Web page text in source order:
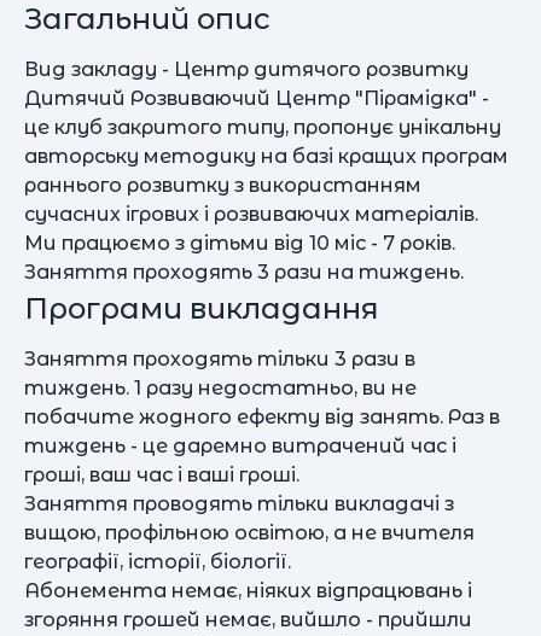
Загальний опис
Вид закладу - Центр дитячого розвитку
Дитячий Розвиваючий Центр "Пірамідка" -
це клуб закритого типу, пропонує унікальну
авторську методику на базі кращих програм
раннього розвитку з використанням
сучасних ігрових і розвиваючих матеріалів.
Ми працюємо з дітьми від 10 міс - 7 років.
Заняття проходять 3 рази на тиждень.
Програми викладання
Заняття проходять тільки 3 рази в
тиждень. 1 разу недостатньо, ви не
побачите жодного ефекту від занять. Раз в
тиждень - це даремно витрачений час і
гроші, ваш час і ваші гроші.
Заняття проводять тільки викладачі з
вищою, профільною освітою, а не вчителя
географії, історії, біології.
Абонемента немає, ніяких відпрацювань і
згоряння грошей немає, вийшло - прийшли